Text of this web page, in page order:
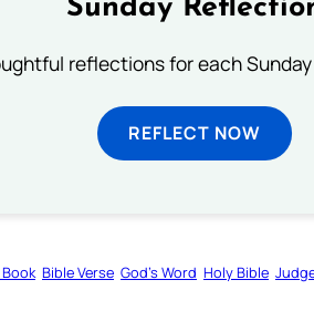
Sunday
reflections for each
REFLECT NOW
Bible Verse God’s Word Holy Bible